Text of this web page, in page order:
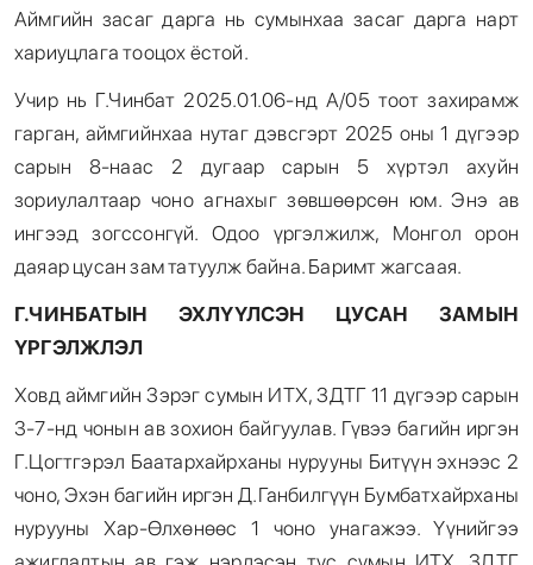
Аймгийн засаг дарга нь сумынхаа засаг дарга нарт
хариуцлага тооцох ёстой.
Учир нь Г.Чинбат 2025.01.06-нд А/05 тоот захирамж
гарган, аймгийнхаа нутаг дэвсгэрт 2025 оны 1 дүгээр
сарын 8-наас 2 дугаар сарын 5 хүртэл ахуйн
зориулалтаар чоно агнахыг зөвшөөрсөн юм. Энэ ав
ингээд зогссонгүй. Одоо үргэлжилж, Монгол орон
даяар цусан зам татуулж байна. Баримт жагсаая.
Г.ЧИНБАТЫН ЭХЛҮҮЛСЭН ЦУСАН ЗАМЫН
ҮРГЭЛЖЛЭЛ
Ховд аймгийн Зэрэг сумын ИТХ, ЗДТГ 11 дүгээр сарын
3-7-нд чонын ав зохион байгуулав. Гүвээ багийн иргэн
Г.Цогтгэрэл Баатархайрханы нурууны Битүүн эхнээс 2
чоно, Эхэн багийн иргэн Д.Ганбилгүүн Бумбатхайрханы
нурууны Хар-Өлхөнөөс 1 чоно унагажээ. Үүнийгээ